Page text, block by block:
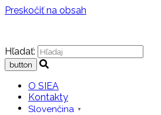
Preskočiť na obsah
Hľadať:
O SIEA
Kontakty
Slovenčina ▼